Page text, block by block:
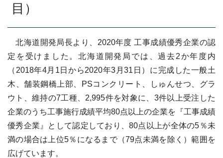
目）
北海道開発局長より、2020年度 工事成績優秀企業の認
定を受けました。北海道開発局では、過去2か年度内
（2018年4月1日から2020年3月31日）に完成した一般土
木、舗装鋼橋上部、PSコンクリート、しゅんせつ、グラ
ウト、維持の7工種、2,995件を対象に、3件以上受注した
企業のうち工事施行成績平均80点以上の企業を『工事成績
優秀企業』として認定しており、80点以上が全体の5％未
満の場合は上位5％になるまで（79点未満を除く）範囲を
広げています。